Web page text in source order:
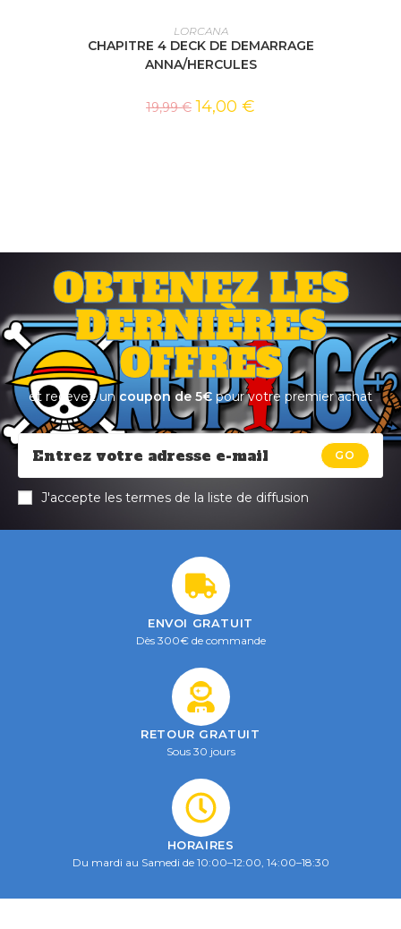
AJOUTER AU PANIER
LORCANA
CHAPITRE 4 DECK DE DEMARRAGE
ANNA/HERCULES
19,99€ 14,00 €
OBTENEZ LES
DERNIÈRES
OFFRES
et recevez un coupon de 5€ pour votre premier achat
GO
J'accepte les termes de la liste de diffusion
ENVOI GRATUIT
Dès 300€ de commande
RETOUR GRATUIT
Sous 30 jours
HORAIRES
Du mardi au Samedi de 10:00–12:00, 14:00–18:30